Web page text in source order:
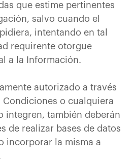
que estime pertinentes
salvo cuando el
intentando en tal
requirente otorgue
a la Información.
autorizado a través
Condiciones o cualquiera
integren, también deberán
de realizar bases de datos
incorporar la misma a